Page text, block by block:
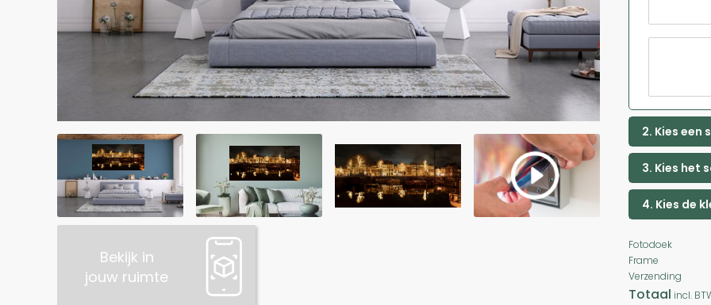
Bekijk in
jouw ruimte
2. Kies een
3. Kies het
4. Kies de
Fotodoek
Frame
Verzending
Totaal incl.